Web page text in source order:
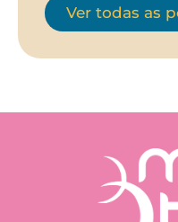
Ver todas as